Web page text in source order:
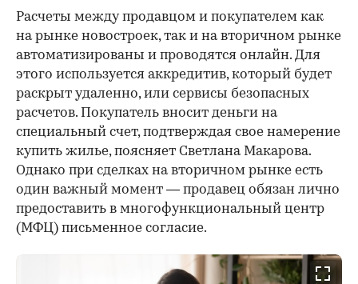
Расчеты между продавцом и покупателем как
на рынке новостроек, так и на вторичном рынке
автоматизированы и проводятся онлайн. Для
этого используется аккредитив, который будет
раскрыт удаленно, или сервисы безопасных
расчетов. Покупатель вносит деньги на
специальный счет, подтверждая свое намерение
купить жилье, поясняет Светлана Макарова.
Однако при сделках на вторичном рынке есть
один важный момент — продавец обязан лично
предоставить в многофункциональный центр
(МФЦ) письменное согласие.